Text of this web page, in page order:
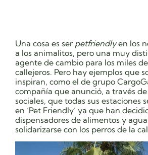
Una cosa es ser petfriendlyen los
a los animalitos, pero una muy
agente de cambio para los miles
callejeros. Pero hay ejemplos que
inspiran, como el de grupo
compañía que anunció, a través
sociales, que todas sus estaciones
en ‘Pet Friendly’ ya que han
dispensadores de alimentos y
solidarizarse con los perros de la